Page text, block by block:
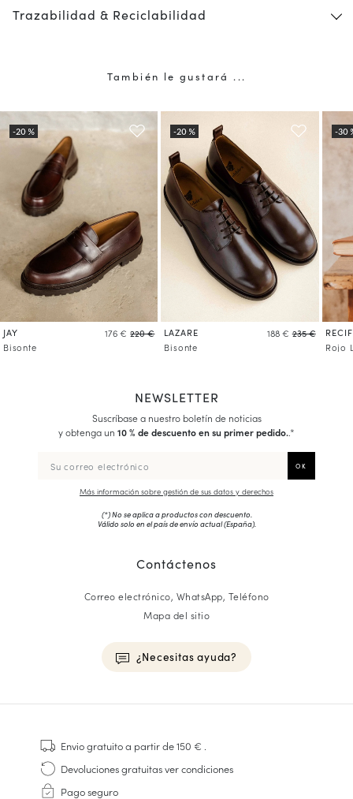
Trazabilidad & Reciclabilidad
También le gustará ...
JAY 176 € 220 €
Bisonte
LAZARE 188 € 235 €
Bisonte
Rojo
NEWSLETTER
Suscríbase a nuestro boletín de noticias
y obtenga un 10 % de descuento en su primer pedido..*
Más información sobre gestión de sus datos y derechos
(*) No se aplica a productos con descuento.
Válido solo en el país de envío actual (España).
Contáctenos
Correo electrónico, WhatsApp, Teléfono
Mapa del sitio
¿Necesitas ayuda?
Zapatillas
Cosido Goodyear
Derbies y Richelieu
Envio gratuitoa partir de 150 € .
Devoluciones gratuitasver condiciones
Pago seguro